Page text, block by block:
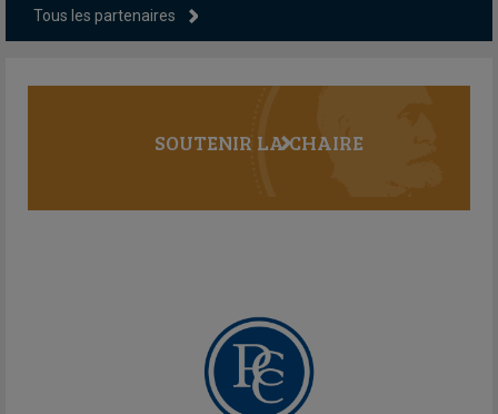
Tous les partenaires
SOUTENIR LA CHAIRE